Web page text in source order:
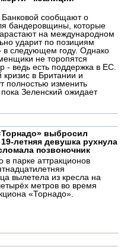
Банковой сообщают о
бандеровщины, которые
на международном
ударит по позициям
в следующем году. Однако
не торопятся
- ведь есть поддержка в ЕС.
кризис в Британии и
полностью изменить
Зеленский ожидает
выбросил
летняя девушка рухнула
позвоночник
парке аттракционов
вылетела из кресла на
метров во время
«Торнадо».